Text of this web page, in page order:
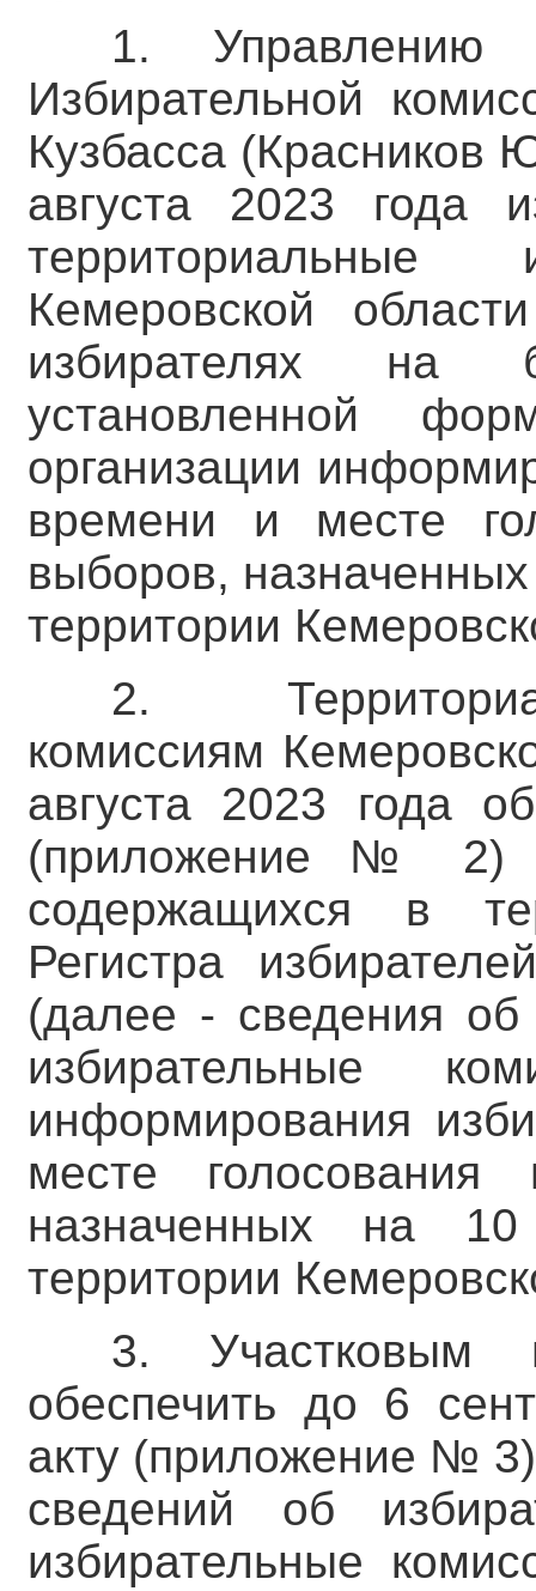
1. Управлению
Избирательной
Кузбасса (Красников
августа 2023 года
территориальные
Кемеровской
избирателях на
установленной
организации
времени и месте
выборов,
территории
2.
комиссиям
августа 2023 года
(приложение № 2)
содержащихся в
Регистра
(далее - сведения об
избирательные
информирования
месте
назначенных на
территории
3. Участковым
обеспечить до 6
акту (приложение №
сведений об
избирательные